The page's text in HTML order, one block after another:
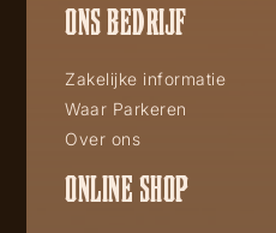
ONS BEDRIJF
Zakelijke informatie
Waar Parkeren
Over ons
ONLINE SHOP